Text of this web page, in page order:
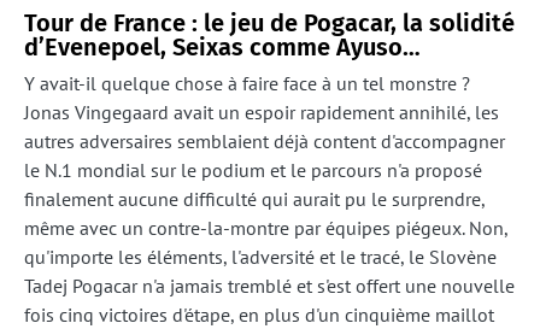
Tour de France : le jeu de Pogacar, la solidité
d’Evenepoel, Seixas comme Ayuso…
Y avait-il quelque chose à faire face à un tel monstre ?
Jonas Vingegaard avait un espoir rapidement annihilé, les
autres adversaires semblaient déjà content d'accompagner
le N.1 mondial sur le podium et le parcours n'a proposé
finalement aucune difficulté qui aurait pu le surprendre,
même avec un contre-la-montre par équipes piégeux. Non,
qu'importe les éléments, l'adversité et le tracé, le Slovène
Tadej Pogacar n'a jamais tremblé et s'est offert une nouvelle
fois cinq victoires d'étape, en plus d'un cinquième maillot